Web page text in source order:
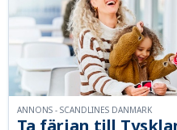
ANNONS - SCANDLINES DANMARK